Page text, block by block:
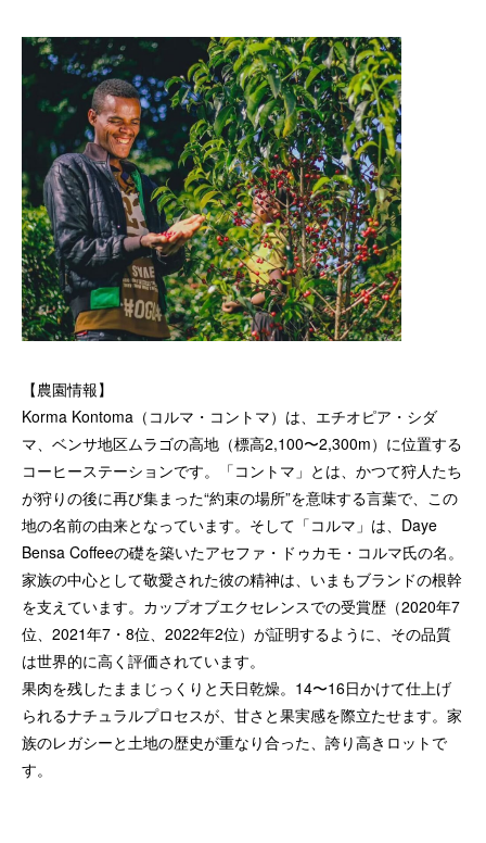
【農園情報】
Korma Kontoma（コルマ・コントマ）は、エチオピア・シダ
マ、ベンサ地区ムラゴの高地（標高2,100〜2,300m）に位置する
コーヒーステーションです。「コントマ」とは、かつて狩人たち
が狩りの後に再び集まった“約束の場所”を意味する言葉で、この
地の名前の由来となっています。そして「コルマ」は、Daye
Bensa Coffeeの礎を築いたアセファ・ドゥカモ・コルマ氏の名。
家族の中心として敬愛された彼の精神は、いまもブランドの根幹
を支えています。カップオブエクセレンスでの受賞歴（2020年7
位、2021年7・8位、2022年2位）が証明するように、その品質
は世界的に高く評価されています。
果肉を残したままじっくりと天日乾燥。14〜16日かけて仕上げ
られるナチュラルプロセスが、甘さと果実感を際立たせます。家
族のレガシーと土地の歴史が重なり合った、誇り高きロットで
す。